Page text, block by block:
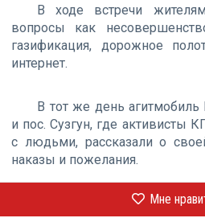
В ходе встречи
вопросы как
газификация, дорожное
интернет.
В тот же день
и пос. Сузгун, где активисты
с людьми, рассказали о
наказы и пожелания.
Мне